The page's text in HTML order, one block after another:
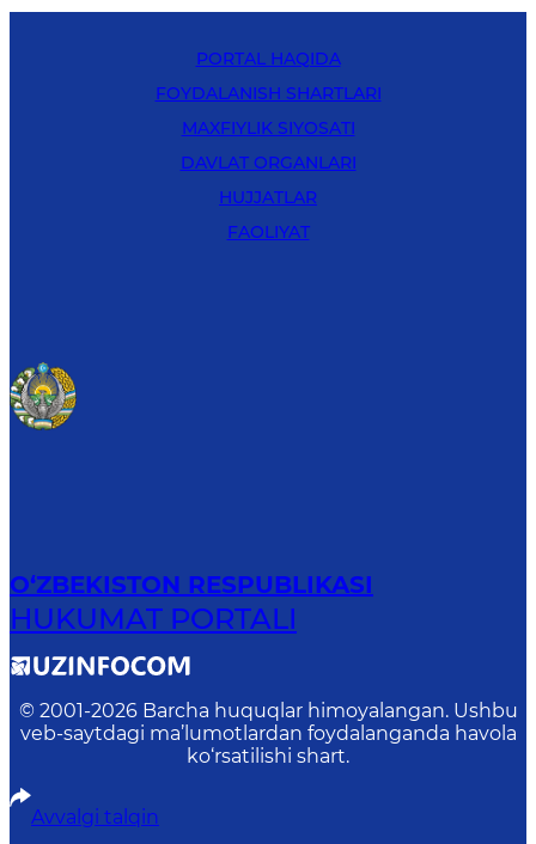
PORTAL HAQIDA
FOYDALANISH SHARTLARI
MAXFIYLIK SIYOSATI
DAVLAT ORGANLARI
HUJJATLAR
FAOLIYAT
O‘ZBEKISTON RESPUBLIKASI
HUKUMAT PORTALI
© 2001-2026 Barcha huquqlar himoyalangan. Ushbu
veb-saytdagi ma’lumotlardan foydalanganda havola
ko‘rsatilishi shart.
Avvalgi talqin